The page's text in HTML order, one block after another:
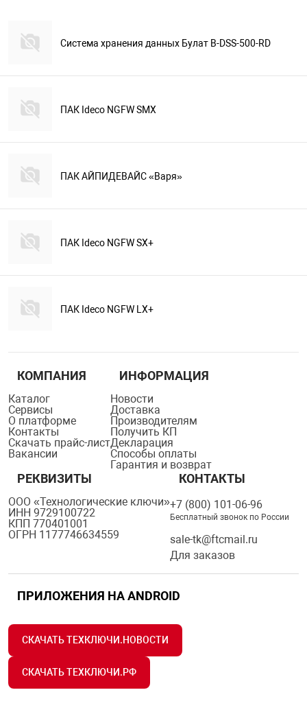
Система хранения данных Булат B-DSS-500-RD
ПАК Ideco NGFW SMX
ПАК АЙПИДЕВАЙС «Варя»
ПАК Ideco NGFW SX+
ПАК Ideco NGFW LX+
КОМПАНИЯ
Каталог
Сервисы
О платформе
Контакты
Скачать прайс-лист
Вакансии
ИНФОРМАЦИЯ
Новости
Доставка
Производителям
Получить КП
Декларация
Способы оплаты
Гарантия и возврат
РЕКВИЗИТЫ
ООО «Технологические ключи»
ИНН 9729100722
КПП 770401001
ОГРН 1177746634559
КОНТАКТЫ
+7 (800) 101-06-96
Бесплатный звонок по России
sale-tk@ftcmail.ru
Для заказов
ПРИЛОЖЕНИЯ НА ANDROID
СКАЧАТЬ ТЕХКЛЮЧИ.НОВОСТИ
СКАЧАТЬ ТЕХКЛЮЧИ.РФ